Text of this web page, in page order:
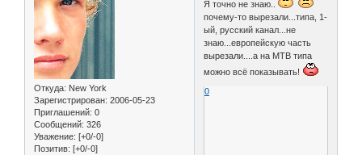
Откуда: New York
Зарегистрирован: 2006-05-23
Приглашений: 0
Сообщений: 326
Уважение: [+0/-0]
Позитив: [+0/-0]
Я точно не знаю..
почему-то вырезали...типа, 1-
ый, русский канал...не
знаю...европейскую часть
вырезали....а на МТВ типа
можно всё показывать!
0